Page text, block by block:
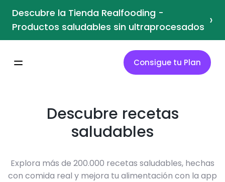
Descubre la Tienda Realfooding -
Productos saludables sin ultraprocesados ›
Consigue tu Plan
Descubre recetas
saludables
Explora más de 200.000 recetas saludables, hechas
con comida real y mejora tu alimentación con la app